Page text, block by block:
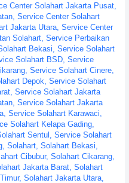
Center Solahart Jakarta Pusat,
, Service Center Solahart
Jakarta Utara, Service Center
Solahart, Service Perbaikan
Bekasi Service Solahart
Solahart BSD, Service
, Service Solahart Cinere,
Depok
Service Solahart
, Service Solahart Jakarta
, Service Solahart Jakarta
, Service Solahart Karawaci
Solahart Kelapa Gading,
Sentul
Service Solahart
, Solahart, Solahart Bekasi
Cibubur, Solahart Cikarang,
Jakarta Barat, Solahart
, Solahart Jakarta Utara,